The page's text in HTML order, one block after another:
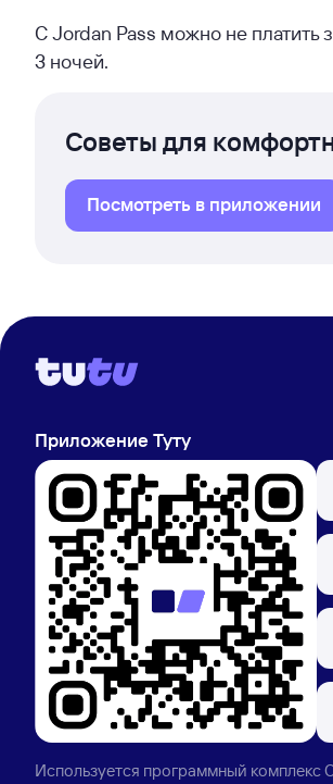
С Jordan Pass можно не платить
3 ночей.
Советы для
Посмотреть в приложении
Приложение Туту
Используется программный комплекс